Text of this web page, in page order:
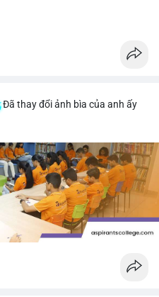
Đã thay đổi ảnh bìa của anh ấy